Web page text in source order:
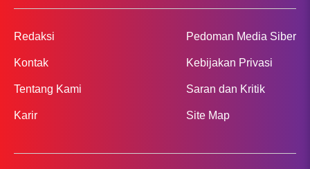
Redaksi
Kontak
Tentang Kami
Karir
Pedoman Media Siber
Kebijakan Privasi
Saran dan Kritik
Site Map